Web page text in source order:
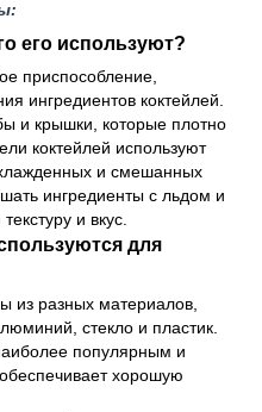
его используют?
приспособление,
ингредиентов коктейлей.
и крышки, которые плотно
коктейлей используют
и смешанных
ингредиенты с льдом и
и вкус.
для
из разных материалов,
стекло и пластик.
популярным и
хорошую